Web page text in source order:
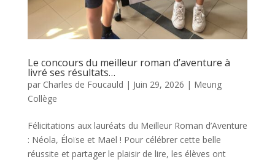
Le concours du meilleur roman d’aventure à
livré ses résultats…
par Charles de Foucauld | Juin 29, 2026 | Meung
Collège
Félicitations aux lauréats du Meilleur Roman d’Aventure
: Néola, Éloïse et Maël ! Pour célébrer cette belle
réussite et partager le plaisir de lire, les élèves ont